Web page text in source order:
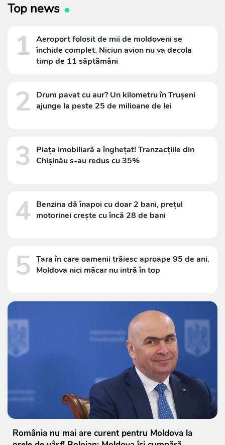
Top news
1 Aeroport folosit de mii de moldoveni se
închide complet. Niciun avion nu va decola
timp de 11 săptămâni
2
Drum pavat cu aur? Un kilometru în Trușeni
ajunge la peste 25 de milioane de lei
3
Piața imobiliară a înghețat! Tranzacțiile din
Chișinău s-au redus cu 35%
4 Benzina dă înapoi cu doar 2 bani, prețul
motorinei crește cu încă 28 de bani
5 Țara în care oamenii trăiesc aproape 95 de ani.
Moldova nici măcar nu intră în top
România nu mai are curent pentru Moldova la